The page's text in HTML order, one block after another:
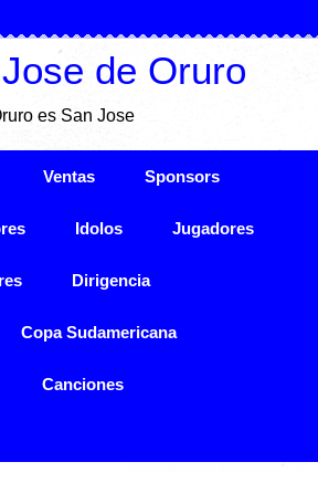
de Oruro
es San Jose
Ventas Sponsors
Idolos Jugadores
Dirigencia
Copa Sudamericana
Canciones